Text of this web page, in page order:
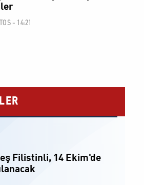
- 14:21
Filistinli, 14 Ekim'de